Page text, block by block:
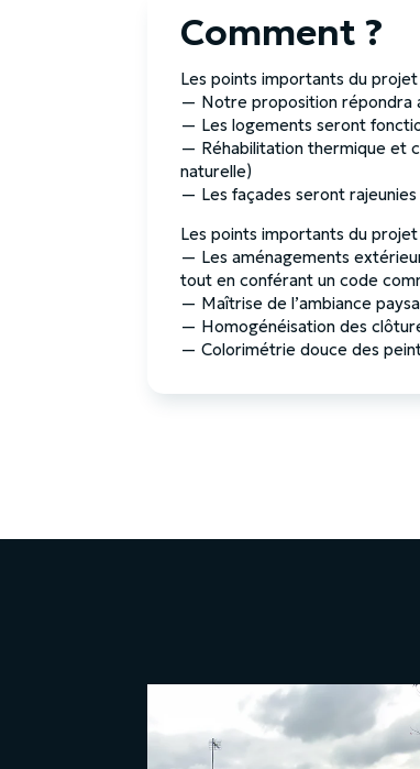
Comment ?
Les points importants du
— Notre proposition répondra
— Les logements seront
— Réhabilitation thermique et
naturelle)
— Les façades seront
Les points importants du
— Les aménagements
tout en conférant un code
— Maîtrise de l’ambiance
— Homogénéisation des
— Colorimétrie douce des